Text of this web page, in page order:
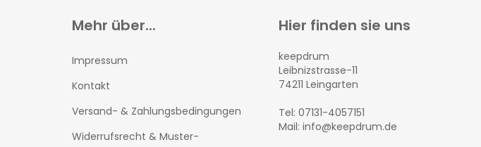
Mehr über...
Impressum
Kontakt
Versand- & Zahlungsbedingungen
Widerrufsrecht & Muster-
Hier finden sie uns
keepdrum
Leibnizstrasse-11
74211 Leingarten
Tel: 07131-4057151
Mail: info@keepdrum.de